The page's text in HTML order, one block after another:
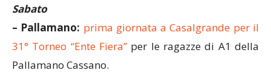
Sabato
– Pallamano: prima giornata a Casalgrande per il
31° Torneo “Ente Fiera” per le ragazze di A1 della
Pallamano Cassano.